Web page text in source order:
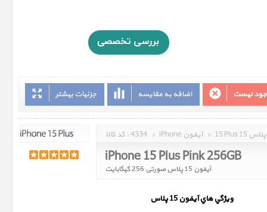
جزئیات بیشتر اضافه به مقایسه نیست
کد کالا : 4334 » iPhone آیفون » 15 Plus 15 پلاس
iPhone 15 Plus Pink 256GB
آیفون 15 پلاس صورتی 256 گیگابایت
ويژگي هاي آيفون 15 پلاس